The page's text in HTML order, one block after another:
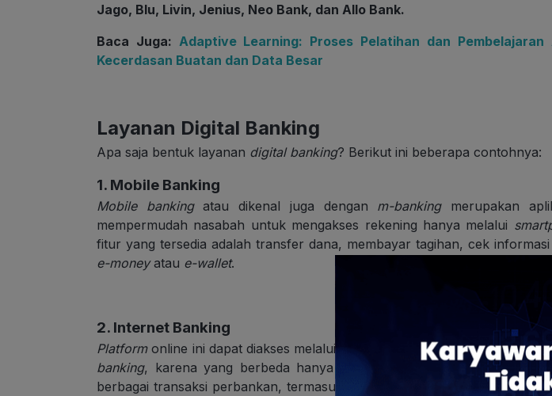
Jago, Blu, Livin, Jenius, Neo Bank, dan Allo Bank.
Baca Juga: Adaptive Learning: Proses Pelatihan dan
Kecerdasan Buatan dan Data Besar
Layanan Digital Banking
Apa saja bentuk layanan digital banking? Berikut ini beberapa contohnya:
1. Mobile Banking
Mobile bankingatau dikenal juga dengan m-bankingmerupakan
mempermudah nasabah untuk mengakses rekening hanya melalui
fitur yang tersedia adalah transfer dana, membayar tagihan, cek informasi
e-moneyatau e-wallet.
2. Internet Banking
Platformonline ini dapat diakses melaluiweb browser . Secara fungsi
banking, karena yang berbeda hanya
saja. Di sini,
berbagai transaksi perbankan, termasuk pengecekan saldo, transfer